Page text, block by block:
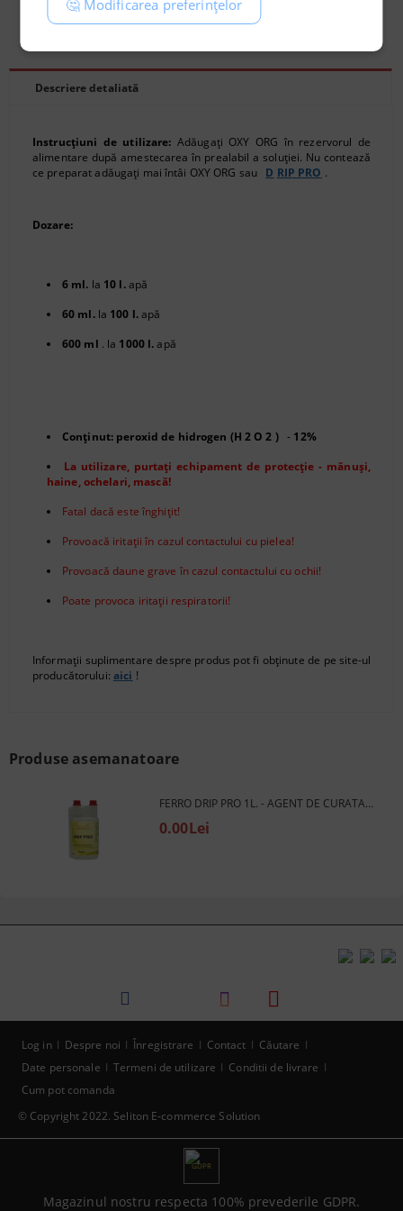
Recomandă Evaluează
Descriere detaliată
Instrucțiuni de utilizare: Adăugați OXY ORG în rezervorul de
alimentare după amestecarea în prealabil a soluției. Nu contează
ce preparat adăugați mai întâi OXY ORG sau D RIP PRO .
Dozare:
6 ml. la 10 l.apă
60 ml.la 100 l.apă
600 ml . la 1000 l.apă
Conținut: peroxid de hidrogen (H 2 O2 ) - 12%
La utilizare, purtați echipament de protecție - mănuși,
haine, ochelari, mască!
Fatal dacă este înghițit!
Provoacă iritații în cazul contactului cu pielea!
Provoacă daune grave în cazul contactului cu ochii!
Poate provoca iritații respiratorii!
Informații suplimentare despre produs pot fi obținute de pe site-ul
producătorului: aici !
Produse asemanatoare
FERRO DRIP PRO 1L. - AGENT DE CURATARE A SISTEMELOR DE IRIGARE
0.00Lei
© Copyright 2022. Seliton E-commerce Solution
Log in Despre noi Înregistrare Contact
Căutare
Date personale
Termeni de utilizare
Conditii de livrare
Cum pot comanda
GDPR
Magazinul nostru respecta 100% prevederile GDPR.
🤔 Modificarea preferințelor